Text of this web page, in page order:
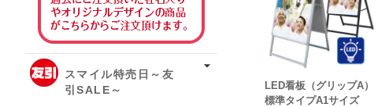
LED看板（グリップA）
標準タイプA1サイズ
スマイル特売日～友
引SALE～